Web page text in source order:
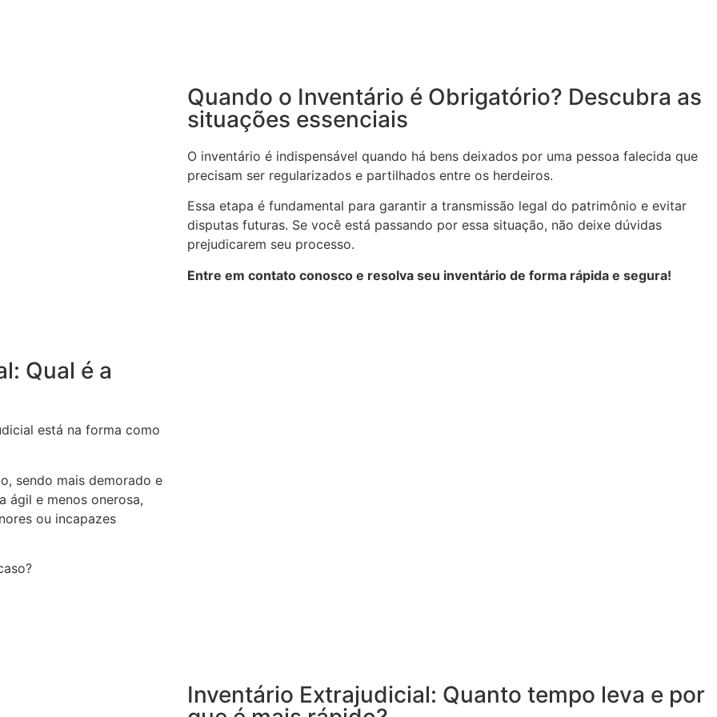
Quando o Inventário é Obrigatório? Descubra as
situações essenciais
O inventário é indispensável quando há bens deixados por uma pessoa falecida que
precisam ser regularizados e partilhados entre os herdeiros.
Essa etapa é fundamental para garantir a transmissão legal do patrimônio e evitar
disputas futuras. Se você está passando por essa situação, não deixe dúvidas
prejudicarem seu processo.
Entre em contato conosco e resolva seu inventário de forma rápida e segura!
Qual é a
está na forma como
sendo mais demorado e
ágil e menos onerosa,
ou incapazes
Inventário Extrajudicial: Quanto tempo leva e por